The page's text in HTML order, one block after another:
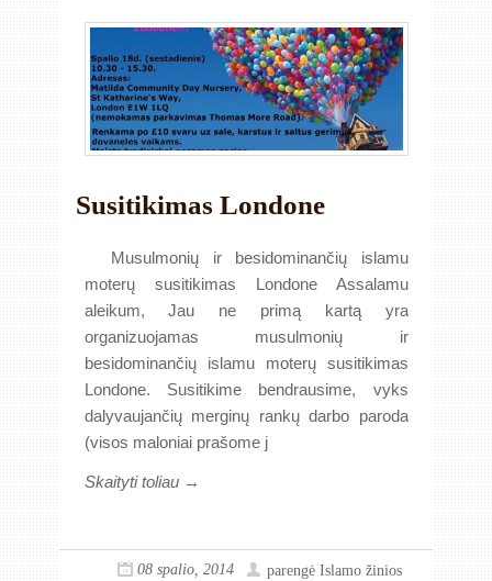
Susitikimas Londone
Musulmonių ir besidominančių islamu
moterų susitikimas Londone Assalamu
aleikum, Jau ne primą kartą yra
organizuojamas musulmonių ir
besidominančių islamu moterų susitikimas
Londone. Susitikime bendrausime, vyks
dalyvaujančių merginų rankų darbo paroda
(visos maloniai prašome j
Skaityti toliau →
08 spalio, 2014 parengė Islamo žinios